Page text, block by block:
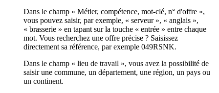
Dans le champ « Métier, compétence, mot-clé, n° d'offre »,
vous pouvez saisir, par exemple, « serveur », « anglais »,
« brasserie » en tapant sur la touche « entrée » entre chaque
mot. Vous recherchez une offre précise ? Saisissez
directement sa référence, par exemple 049RSNK.
Dans le champ « lieu de travail », vous avez la possibilité de
saisir une commune, un département, une région, un pays ou
un continent.